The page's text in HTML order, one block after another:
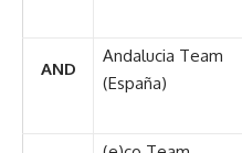
AND
Andalucia Team
(España)